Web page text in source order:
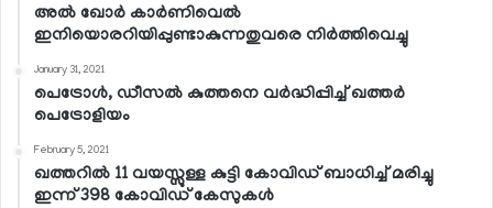
അല്‍ ഖോര്‍ കാര്‍ണിവെല്‍
ഇനിയൊരറിയിപ്പുണ്ടാകുന്നതുവരെ നിര്‍ത്തിവെച്ചു
January 31, 2021
പെട്രോള്‍, ഡീസല്‍ കുത്തനെ വര്‍ദ്ധിപ്പിച്ച് ഖത്തര്‍
പെട്രോളിയം
February 5, 2021
ഖത്തറില്‍ 11 വയസ്സുള്ള കുട്ടി കോവിഡ് ബാധിച്ച് മരിച്ചു
ഇന്ന് 398 കോവിഡ് കേസുകള്‍